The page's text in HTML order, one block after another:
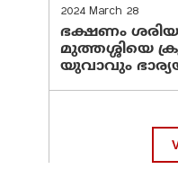
2024 March 28
ഭക്ഷണം
മുത്തശ്ശിയെ
യുവാവും